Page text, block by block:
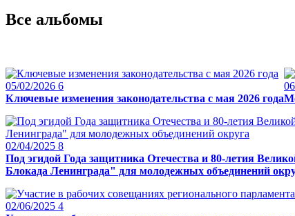
Все альбомы
05/02/2026 6
Ключевые изменения законодательства с мая 2026 года
02/04/2025 8
Под эгидой Года защитника Отечества и 80-летия
Блокада Ленинграда" для молодежных объединений
02/06/2025 4